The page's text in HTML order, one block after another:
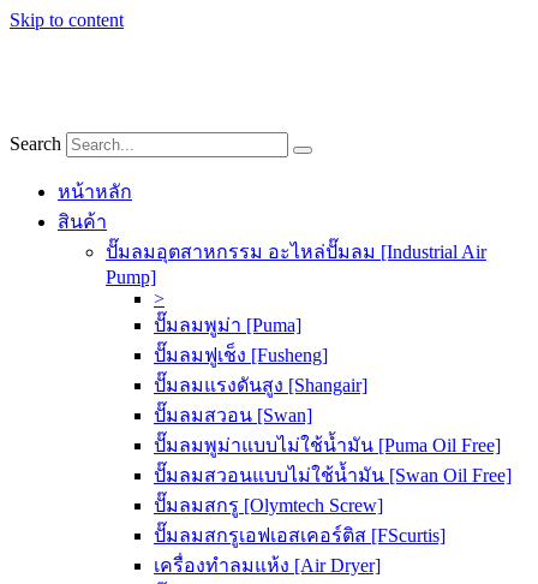
Skip to content
Search
หน้าหลัก
สินค้า
ปั๊มลมอุตสาหกรรม อะไหล่ปั๊มลม [Industrial Air
Pump]
>
ปั๊มลมพูม่า [Puma]
ปั๊มลมฟูเช็ง [Fusheng]
ปั๊มลมแรงดันสูง [Shangair]
ปั๊มลมสวอน [Swan]
ปั๊มลมพูม่าแบบไม่ใช้น้ำมัน [Puma Oil Free]
ปั๊มลมสวอนแบบไม่ใช้น้ำมัน [Swan Oil Free]
ปั๊มลมสกรู [Olymtech Screw]
ปั๊มลมสกรูเอฟเอสเคอร์ติส [FScurtis]
เครื่องทำลมแห้ง [Air Dryer]